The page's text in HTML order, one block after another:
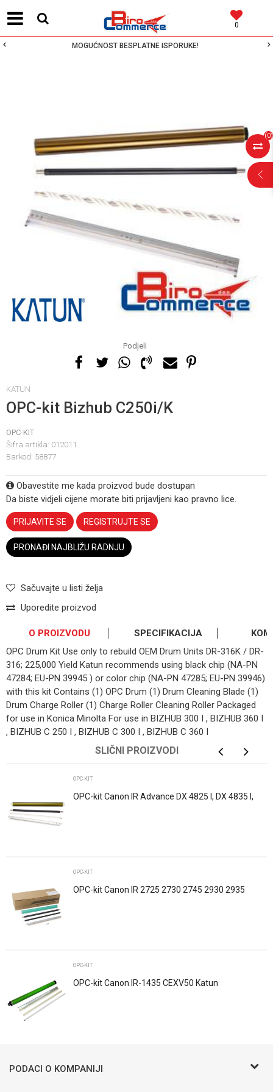
0
MOGUĆNOST BESPLATNE ISPORUKE!
(0)
Podjeli
KATUN
OPC-kit Bizhub C250i/K
OPC-KIT
Šifra artikla: 012011
Barkod: 58877
Obavestite me kada proizvod bude dostupan
Da biste vidjeli cijene morate biti prijavljeni kao pravno lice.
PRIJAVITE SE REGISTRUJTE SE
PRONAĐI NAJBLIŽU RADNJU
Sačuvajte u listi želja
Uporedite proizvod
O PROIZVODU SPECIFIKACIJA
OPC Drum Kit Use only to rebuild OEM Drum Units DR-316K / DR-
316; 225,000 Yield Katun recommends using black chip (NA-PN
47284; EU-PN 39945 ) or color chip (NA-PN 47285; EU-PN 39946)
with this kit Contains (1) OPC Drum (1) Drum Cleaning Blade (1)
Drum Charge Roller (1) Charge Roller Cleaning Roller Packaged
for use in Konica Minolta For use in BIZHUB 300 I , BIZHUB 360 I
, BIZHUB C 250 I , BIZHUB C 300 I , BIZHUB C 360 I
OPC-kit
Email
Trenutno nema komentara
SLIČNI PROIZVODI
OPC-KIT
OPC-kit Canon IR Advance DX 4825 I, DX 4835 I,
OPC-KIT
OPC-kit Canon IR 2725 2730 2745 2930 2935
OPC-KIT
OPC-kit Canon IR-1435 CEXV50 Katun
PODACI O KOMPANIJI